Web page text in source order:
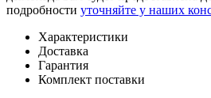
подробности уточняйте у наших
Характеристики
Доставка
Гарантия
Комплект поставки